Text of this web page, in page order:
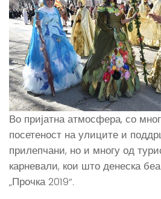
Во пријатна атмосфера, со
посетеност на улиците и
прилепчани, но и многу од
карневали, кои што денеска
„Прочка 2019“.